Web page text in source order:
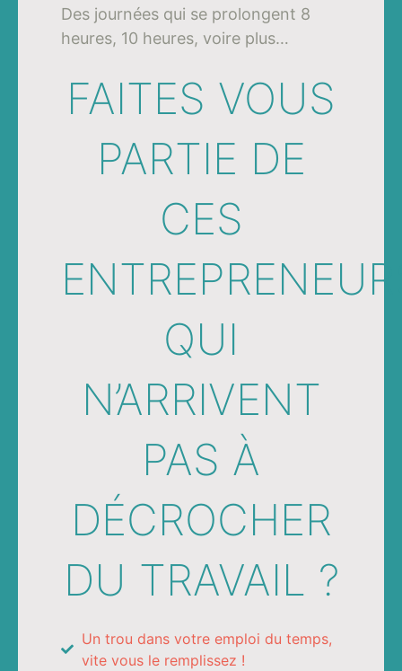
Des journées qui se prolongent 8
heures, 10 heures, voire plus…
FAITES VOUS
PARTIE DE
CES
QUI
N’ARRIVENT
PAS À
DÉCROCHER
DU TRAVAIL ?
Un trou dans votre emploi du temps,
vite vous le remplissez !